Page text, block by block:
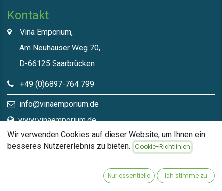
Kontakt
Vina Emporium,
Am Neuhauser Weg 70,
D-66125 Saarbrücken
+49 (0)6897-764 799
info@vinaemporium.de
www.vinaemporium.de
Direktlinks​
Wir verwenden Cookies auf dieser Website, um Ihnen ein
besseres Nutzererlebnis zu bieten.
Cookie-Richtlinien
Nur essentielle Ich stimme zu